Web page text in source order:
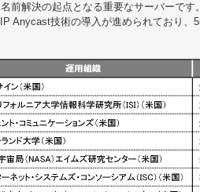
前解決の起点となる重要なサーバーで
Anycast技術の導入が進められており、